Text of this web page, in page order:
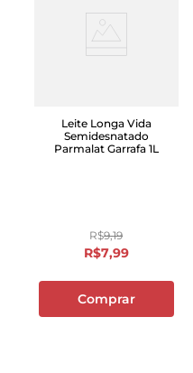
Leite Longa Vida
Semidesnatado
Parmalat Garrafa 1L
R$9,19
R$7,99
Comprar